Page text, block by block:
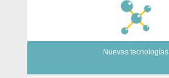
Nuevas tecnologías